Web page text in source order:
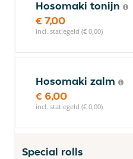
Hosomaki tonijn
€ 7,00
incl. statiegeld (€ 0,00)
Hosomaki zalm
€ 6,00
incl. statiegeld (€ 0,00)
Special rolls